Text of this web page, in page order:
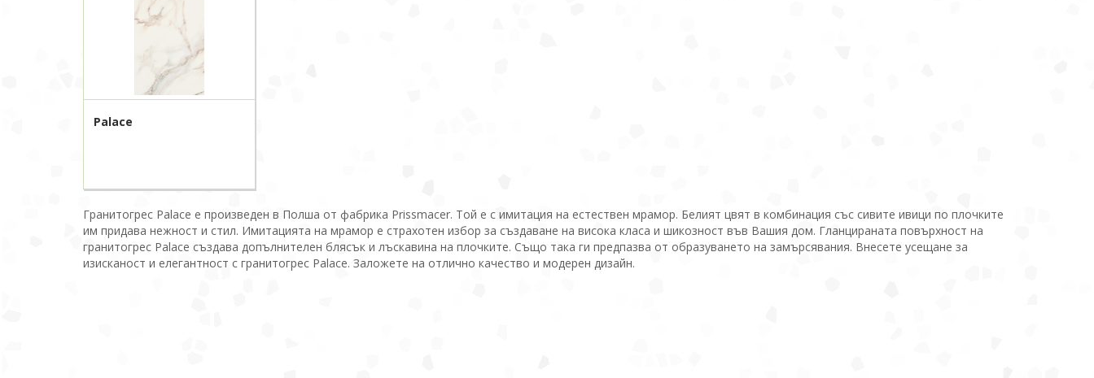
Palace
Гранитогрес Palace е произведен в Полша от фабрика Prissmacer. Той е с имитация на естествен мрамор. Белият цвят в комбинация със сивите ивици по плочките
им придава нежност и стил. Имитацията на мрамор е страхотен избор за създаване на висока класа и шикозност във Вашия дом. Гланцираната повърхност на
гранитогрес Palace създава допълнителен блясък и лъскавина на плочките. Също така ги предпазва от образуването на замърсявания. Внесете усещане за
изисканост и елегантност с гранитогрес Palace. Заложете на отлично качество и модерен дизайн.